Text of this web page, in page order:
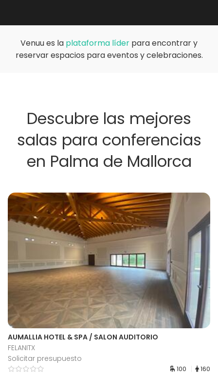
Venuu es la plataforma líder para encontrar y
reservar espacios para eventos y celebraciones.
Descubre las mejores
salas para conferencias
en Palma de Mallorca
AUMALLIA HOTEL & SPA / SALON AUDITORIO
FELANITX
Solicitar presupuesto
100 160